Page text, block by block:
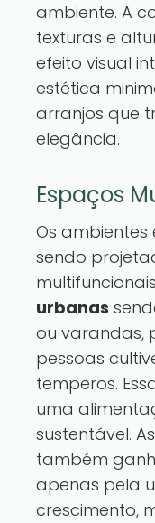
ambiente. A
texturas e
efeito visual
estética
arranjos que
elegância.
Espaços
Os
sendo
urbanas
ou varandas,
pessoas
temperos.
uma
sustentável. As
também
apenas pela
crescimento,